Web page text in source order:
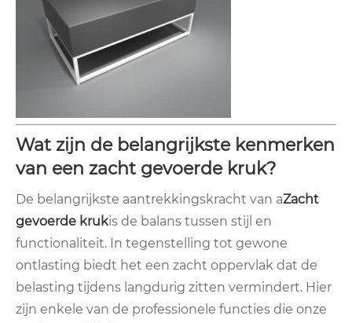
Wat zijn de belangrijkste kenmerken
van een zacht gevoerde kruk?
De belangrijkste aantrekkingskracht van aZacht
gevoerde krukis de balans tussen stijl en
functionaliteit. In tegenstelling tot gewone
ontlasting biedt het een zacht oppervlak dat de
belasting tijdens langdurig zitten vermindert. Hier
zijn enkele van de professionele functies die onze